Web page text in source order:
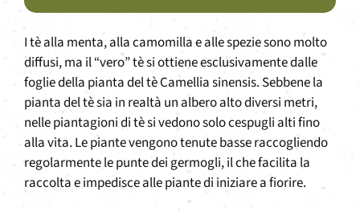
I tè alla menta, alla camomilla e alle spezie sono molto
diffusi, ma il “vero” tè si ottiene esclusivamente dalle
foglie della pianta del tè Camellia sinensis. Sebbene la
pianta del tè sia in realtà un albero alto diversi metri,
nelle piantagioni di tè si vedono solo cespugli alti fino
alla vita. Le piante vengono tenute basse raccogliendo
regolarmente le punte dei germogli, il che facilita la
raccolta e impedisce alle piante di iniziare a fiorire.